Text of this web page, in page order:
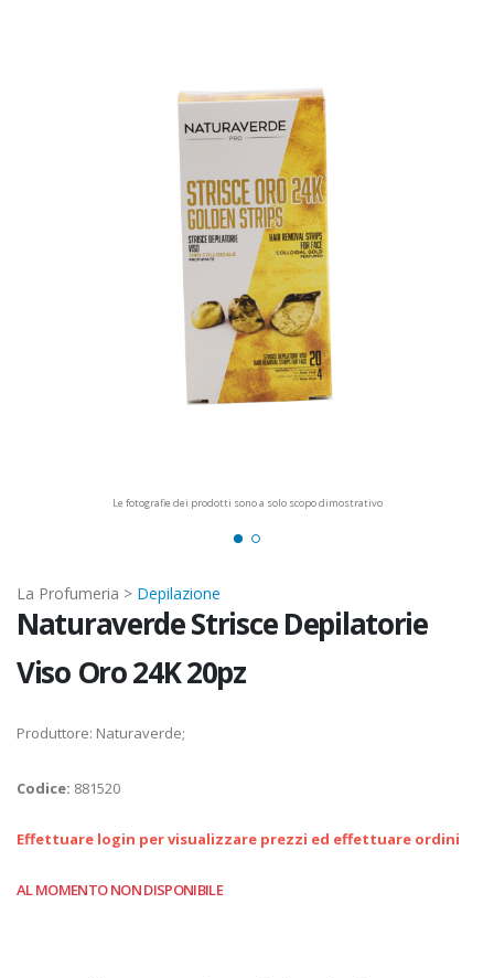
Le fotografie dei prodotti sono a solo scopo dimostrativo
La Profumeria > Depilazione
Naturaverde Strisce Depilatorie
Viso Oro 24K 20pz
Produttore: Naturaverde;
Codice: 881520
Effettuare login per visualizzare prezzi ed effettuare ordini
AL MOMENTO NON DISPONIBILE